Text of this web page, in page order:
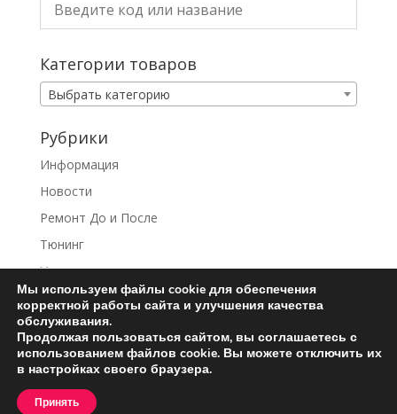
Категории товаров
Выбрать категорию
Рубрики
Информация
Новости
Ремонт До и После
Тюнинг
Услуги
Ремонт турбин
Контакты
Пользовательское соглашение
Мы используем файлы cookie для обеспечения
корректной работы сайта и улучшения качества
обслуживания.
Продолжая пользоваться сайтом, вы соглашаетесь с
использованием файлов cookie. Вы можете отключить их
в настройках своего браузера.
Принять